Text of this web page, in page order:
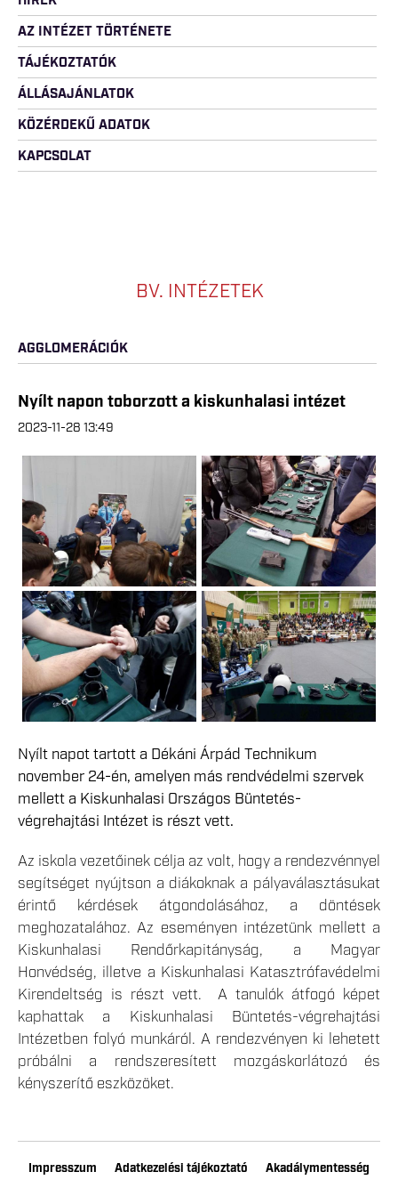
AZ INTÉZET TÖRTÉNETE
TÁJÉKOZTATÓK
ÁLLÁSAJÁNLATOK
KÖZÉRDEKŰ ADATOK
KAPCSOLAT
BV. INTÉZETEK
AGGLOMERÁCIÓK
Nyílt napon toborzott a kiskunhalasi intézet
2023-11-28 13:49
Nyílt napot tartott a Dékáni Árpád Technikum
november 24-én, amelyen más rendvédelmi szervek
mellett a Kiskunhalasi Országos Büntetés-
végrehajtási Intézet is részt vett.
Az iskola vezetőinek célja az volt, hogy a rendezvénnyel
segítséget nyújtson a diákoknak a pályaválasztásukat
érintő kérdések átgondolásához, a döntések
meghozatalához. Az eseményen intézetünk mellett a
Kiskunhalasi Rendőrkapitányság, a Magyar
Honvédség, illetve a Kiskunhalasi Katasztrófavédelmi
Kirendeltség is részt vett. A tanulók átfogó képet
kaphattak a Kiskunhalasi Büntetés-végrehajtási
Intézetben folyó munkáról. A rendezvényen ki lehetett
próbálni a rendszeresített mozgáskorlátozó és
kényszerítő eszközöket.
Impresszum Adatkezelési tájékoztató Akadálymentesség